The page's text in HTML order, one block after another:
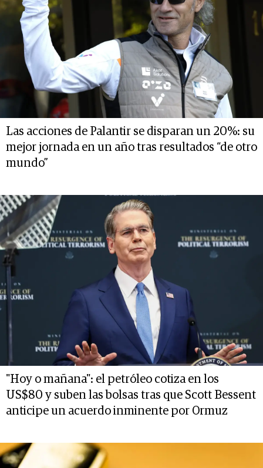
Las acciones de Palantir se disparan un 20%: su
mejor jornada en un año tras resultados “de otro
mundo”
"Hoy o mañana": el petróleo cotiza en los
US$80 y suben las bolsas tras que Scott Bessent
anticipe un acuerdo inminente por Ormuz